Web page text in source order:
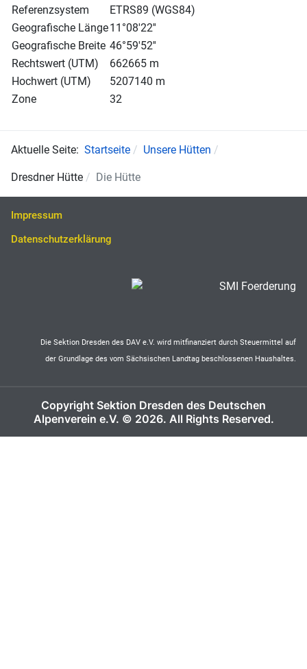
Referenzsystem
ETRS89 (WGS84)
Geografische Länge11°08'22''
Geografische Breite 46°59'52''
Rechtswert (UTM)
662665 m
Hochwert (UTM)
5207140 m
Zone
32
Aktuelle Seite: Startseite Unsere Hütten
Dresdner Hütte Die Hütte
Impressum
Datenschutzerklärung
Die Sektion Dresden des DAV e.V. wird mitfinanziert durch Steuermittel auf
der Grundlage des vom Sächsischen Landtag beschlossenen Haushaltes.
Copyright Sektion Dresden des Deutschen
Alpenverein e.V. © 2026. All Rights Reserved.